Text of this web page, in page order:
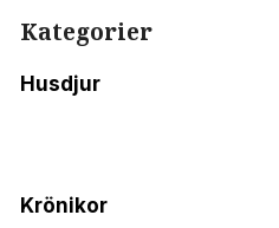
Kategorier
Husdjur
Krönikor